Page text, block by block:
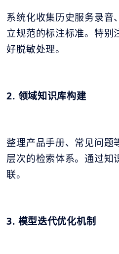
系统化收集历史服务录音
立规范的标注标准。特别
好脱敏处理。
2. 领域知识库构建
整理产品手册、常见问题
层次的检索体系。通过知
联。
3. 模型迭代优化机制